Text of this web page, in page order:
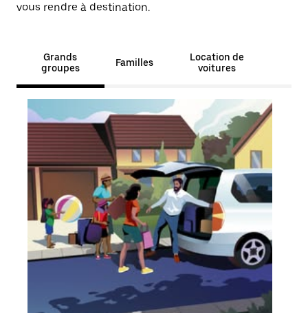
vous rendre à destination.
Grands
groupes
Familles
Location de
voitures